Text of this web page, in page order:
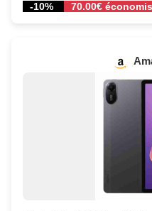
-10% 70.00€